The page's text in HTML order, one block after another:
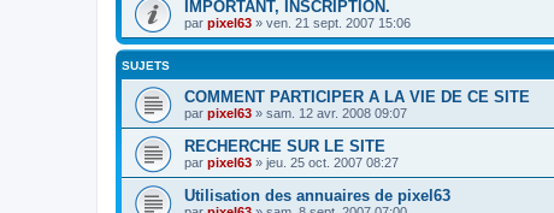
IMPORTANT, INSCRIPTION.
par pixel63 » ven. 21 sept. 2007 15:06
SUJETS
COMMENT PARTICIPER A LA VIE DE CE SITE
par pixel63 » sam. 12 avr. 2008 09:07
RECHERCHE SUR LE SITE
par pixel63 » jeu. 25 oct. 2007 08:27
Utilisation des annuaires de pixel63